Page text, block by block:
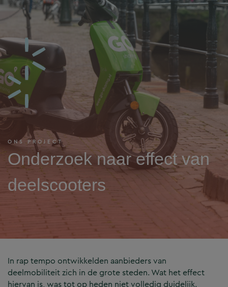
ONS PROJECT
Onderzoek naar effect van
deelscooters
In rap tempo ontwikkelden aanbieders van
deelmobiliteit zich in de grote steden. Wat het effect
hiervan is, was tot op heden niet volledig duidelijk.